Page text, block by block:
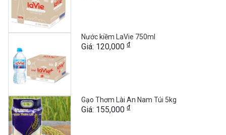
Nước kiềm LaVie 750ml
Giá: 120,000đ
Gạo Thơm Lài An Nam Túi 5kg
Giá: 155,000đ